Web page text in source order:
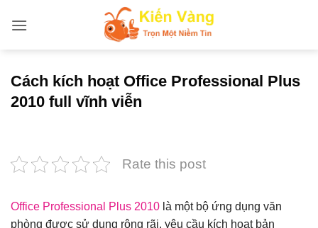
qua
Cách kích hoạt Office Professional Plus
2010 full vĩnh viễn
Rate this post
Office Professional Plus 2010 là một bộ ứng dụng văn
phòng được sử dụng rộng rãi, yêu cầu kích hoạt bản